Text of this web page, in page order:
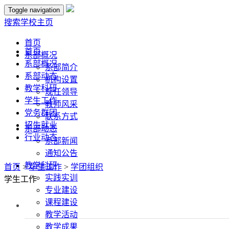
Toggle navigation
搜索学校主页
首页
系部概况
系部简介
机构设置
现任领导
教师风采
联系方式
系部动态
系部新闻
通知公告
教学科研
实践实训
专业建设
课程建设
教学活动
教学成果
首页
系部概况
系部动态
教学科研
学生工作
党务群团
招生就业
行业动态
首页 >学生工作 > 学团组织
学生工作